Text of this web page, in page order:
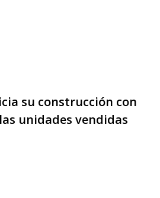
su construcción con
unidades vendidas